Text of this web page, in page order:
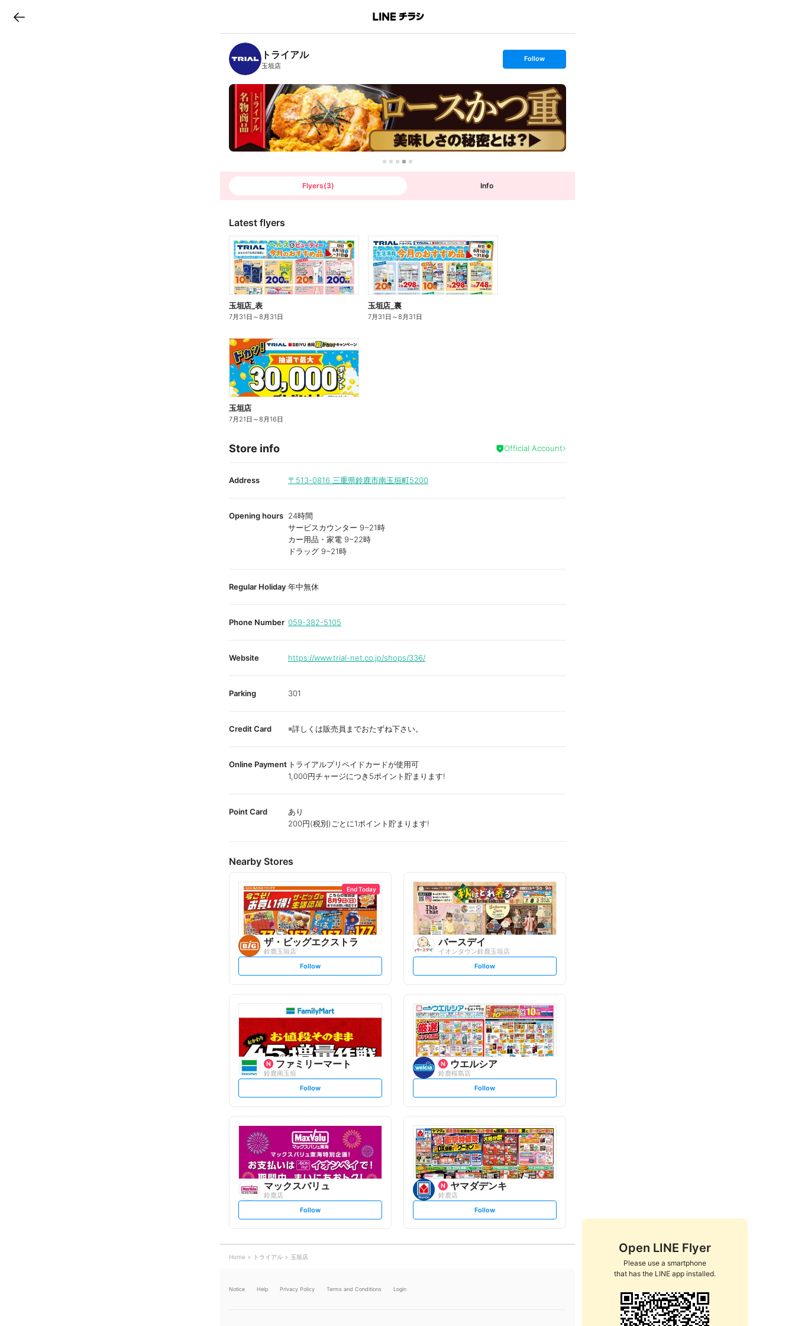
B
n
c
h
T
トライアル
玉垣店
s
t
o
l
o
w
Follow
Flyers(3) Info
Latest flyers
玉垣店_表
7月31日 ～8月31日
玉垣店_裏
7月31日 ～8月31日
玉垣店
7月21日 ～8月16日
Store info Official Account
Address 〒513-0816 三重県鈴鹿市南玉垣町5200
Opening hours 24時間
サービスカウンター 9~21時
カー用品・家電 9~22時
ドラッグ 9~21時
Regular Holiday 年中無休
Phone Number 059-382-5105
Website https://www.trial-net.co.jp/shops/336/
Parking 301
Credit Card ※詳しくは販売員までおたずね下さい。
Online Payment トライアルプリペイドカードが使用可
1,000円チャージにつき5ポイント貯まります!
Point Card
あり
200円(税別)ごとに1ポイント貯まります!
Nearby Stores
End Today
ザ・ビッグエクストラ
鈴鹿玉垣店
s
t
o
w
Follow
バースデイ
イオンタウン鈴鹿玉垣店
s
t
l
o
w
Follow
ファミリーマート
鈴鹿南玉垣
s
t
l
o
w
Follow
ウエルシア
鈴鹿桜島店
s
t
l
o
w
Follow
マックスバリュ
鈴鹿店
s
t
o
w
Follow
ヤマダデンキ
鈴鹿店
s
t
Follow
Open LINE Flyer
Please use a smartphone
that has the LINE app installed.
Home トライアル 玉垣店
Notice Help Privacy Policy Terms and Conditions Login